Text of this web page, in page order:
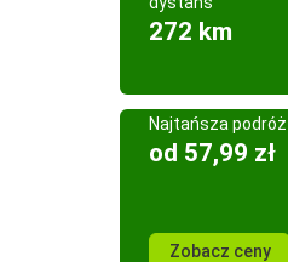
272 km
Najtańsza podróż
od 57,99 zł
Zobacz ceny